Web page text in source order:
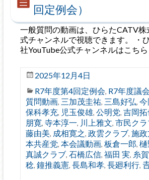
回定例会）
一般質問の動画は、ひらたCATV株
式チャンネルで視聴できます。 ・
社YouTube公式チャンネルはこちら
2025年12月4日
R7年度第4回定例会, R7年度議会
質問動画, 三加茂圭祐, 三島好弘, 今
保科孝充, 児玉俊雄, 公明党, 吉岡
朋寛, 寺本淳一, 川上雅文, 市民クラ
藤由美, 成相寛之, 政雲クラブ, 施
本共産党, 本会議動画, 板倉一郎,
真誠クラブ, 石橋広信, 福田 実, 糸
稔, 鐘推義憲, 長島和孝, 長廻利行,